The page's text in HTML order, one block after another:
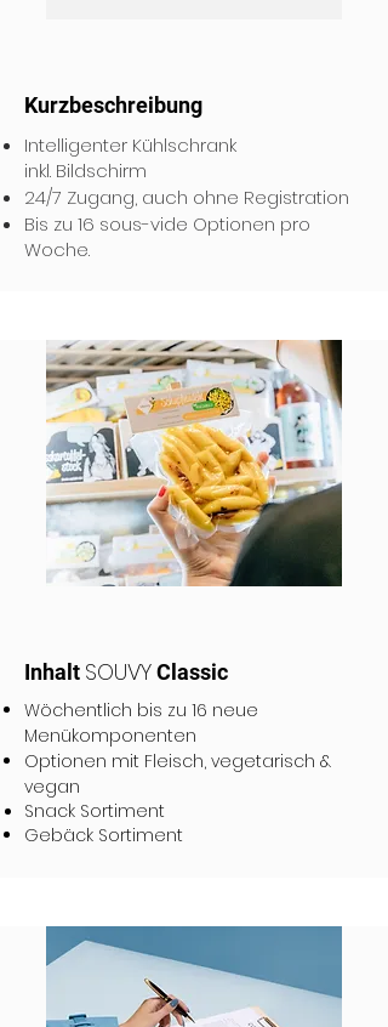
Kurzbeschreibung
​Intelligenter Kühlschrank
inkl. Bildschirm
24/7 Zugang, auch ohne Registration
Bis zu 16 sous-vide Optionen pro
Woche.
Inhalt SOUVYClassic
Wöchentlich bis zu 16 neue
Menükomponenten
Optionen mit Fleisch, vegetarisch &
vegan
Snack Sortiment
Gebäck Sortiment